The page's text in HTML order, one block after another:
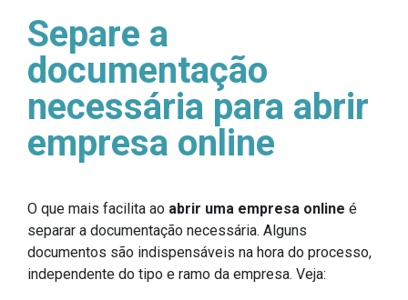
Separe a
documentação
necessária para abrir
empresa online
O que mais facilita ao abrir uma empresa online é
separar a documentação necessária. Alguns
documentos são indispensáveis na hora do processo,
independente do tipo e ramo da empresa. Veja: